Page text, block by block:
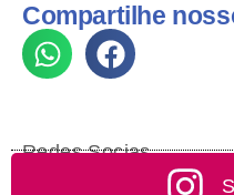
Compartilhe
Redes Socias